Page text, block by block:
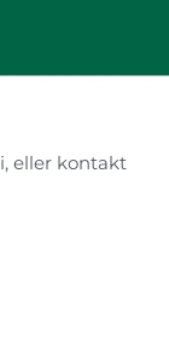
eller kontakt